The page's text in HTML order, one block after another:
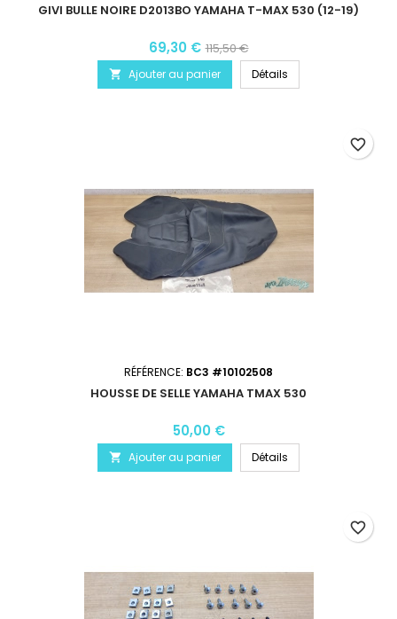
GIVI BULLE NOIRE D2013BO YAMAHA T-MAX 530 (12-19)
69,30 € 115,50 €
 Ajouter au panier Détails
RÉFÉRENCE: BC3 #10102508
HOUSSE DE SELLE YAMAHA TMAX 530
50,00 €
 Ajouter au panier Détails
favorite_border
favorite_border